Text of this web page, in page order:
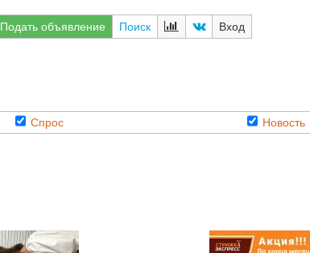
Подать объявление Поиск Вход
Спрос Новость